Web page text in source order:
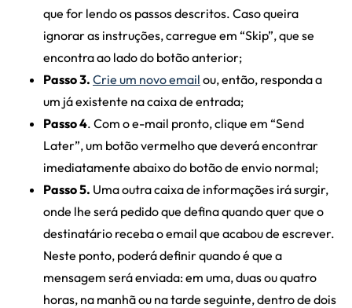
que for lendo os passos descritos. Caso queira
ignorar as instruções, carregue em “Skip”, que se
encontra ao lado do botão anterior;
Passo 3. Crie um novo email ou, então, responda a
um já existente na caixa de entrada;
Passo 4. Com o e-mail pronto, clique em “Send
Later”, um botão vermelho que deverá encontrar
imediatamente abaixo do botão de envio normal;
Passo 5. Uma outra caixa de informações irá surgir,
onde lhe será pedido que defina quando quer que o
destinatário receba o email que acabou de escrever.
Neste ponto, poderá definir quando é que a
mensagem será enviada: em uma, duas ou quatro
horas, na manhã ou na tarde seguinte, dentro de dois